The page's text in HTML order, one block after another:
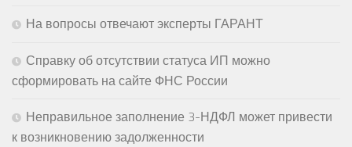
На вопросы отвечают эксперты ГАРАНТ
Справку об отсутствии статуса ИП можно
сформировать на сайте ФНС России
Неправильное заполнение 3-НДФЛ может привести
к возникновению задолженности